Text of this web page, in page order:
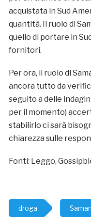
acquistata in Sud
quantità. Il ruolo di
quello di portare in
fornitori.
Per ora, il ruolo di
ancora tutto da
seguito a delle
per il momento)
stabilirlo ci sarà
chiarezza sulle
Fonti: Leggo,
droga